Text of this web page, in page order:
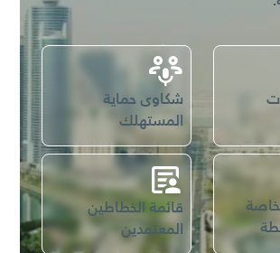
شكاوى حماية
المستهلك
قائمة الخطاطين
المعتمدين